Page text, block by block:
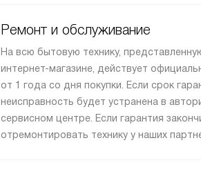
Ремонт и обслуживание
На всю бытовую технику,
интернет-магазине, действует
от 1 года со дня покупки. Если срок
неисправность будет устранена в
сервисном центре. Если гарантия
отремонтировать технику у наших